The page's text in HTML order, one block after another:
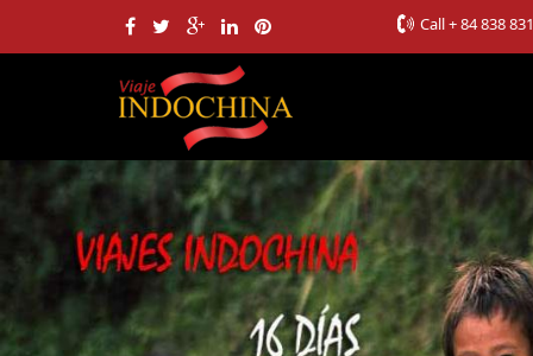
Call+ 84 838